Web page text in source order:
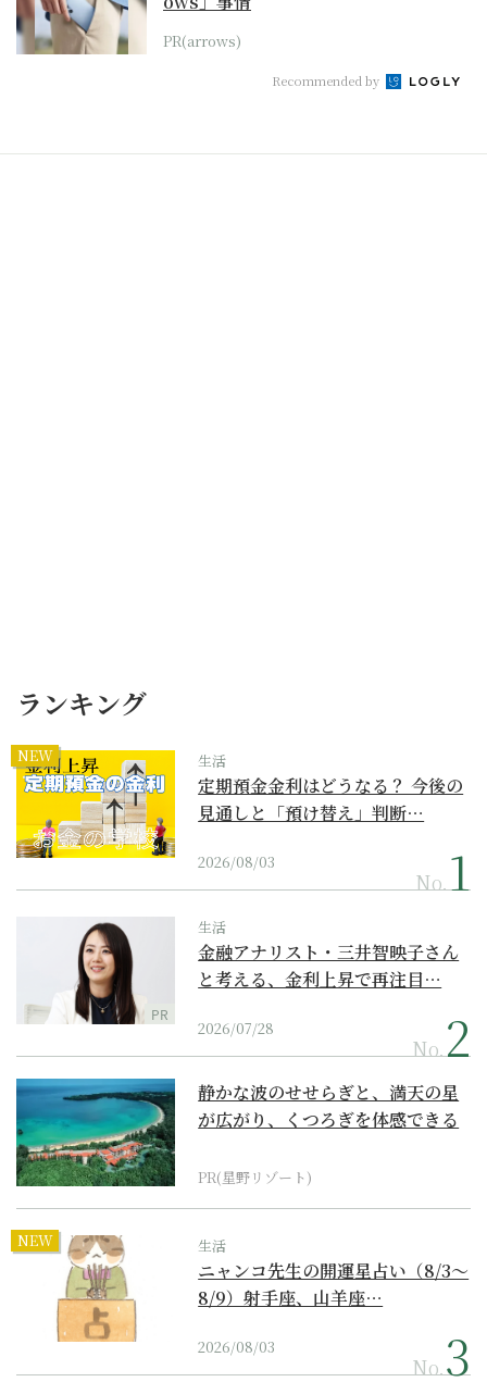
PR(arrows)
Recommended by
ランキング
NEW 生活
定期預金金利はどうなる？ 今後の
見通しと「預け替え」判断…
2026/08/03
No.
PR
生活
金融アナリスト・三井智映子さん
と考える、金利上昇で再注目…
2026/07/28
No.
静かな波のせせらぎと、満天の星
が広がり、くつろぎを体感できる
PR(星野リゾート)
NEW 生活
ニャンコ先生の開運星占い（8/3～
8/9）射手座、山羊座…
2026/08/03
No.